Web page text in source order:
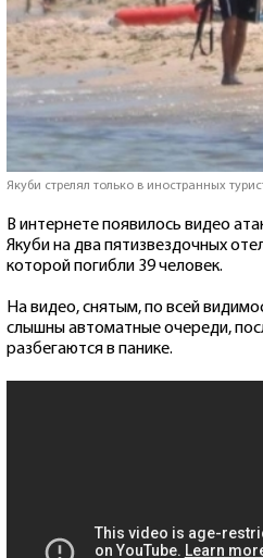
Якуби стрелял только в иностранных
В интернете появилось видео
Якуби на два пятизвездочных
которой погибли 39 человек.
На видео, снятым, по всей
слышны автоматные очереди,
разбегаются в панике.